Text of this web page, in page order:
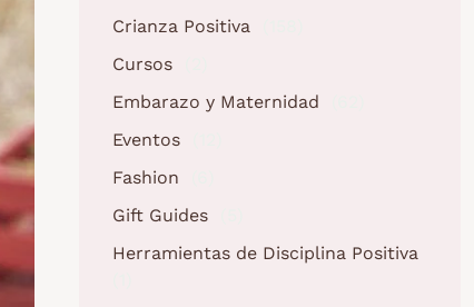
Crianza Positiva
Cursos
Embarazo y Maternidad
Eventos
Fashion
Gift Guides
Herramientas de Disciplina Positiva